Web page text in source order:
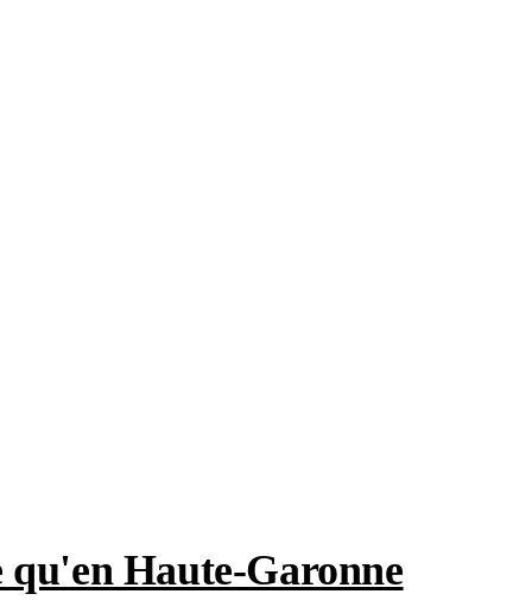
qu'en Haute-Garonne